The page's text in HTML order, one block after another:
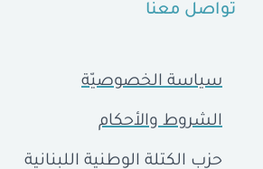
تواصل معنا
سياسة الخصوصيّة
الشروط والأحكام
حزب الكتلة الوطنية اللبنانية